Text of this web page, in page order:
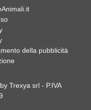
della pubblicità
Trexya srl - P.IVA